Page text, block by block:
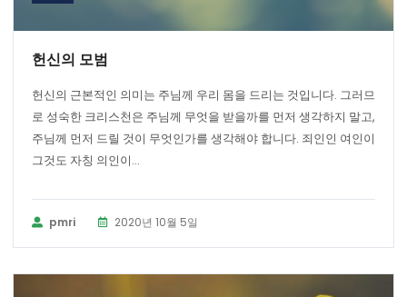
헌신의 모범
헌신의 근본적인 의미는 주님께 우리 몸을 드리는 것입니다. 그러므
로 성숙한 크리스천은 주님께 무엇을 받을까를 먼저 생각하지 말고,
주님께 먼저 드릴 것이 무엇인가를 생각해야 합니다. 죄인인 여인이
그것도 자칭 의인이...
pmri 2020년 10월 5일